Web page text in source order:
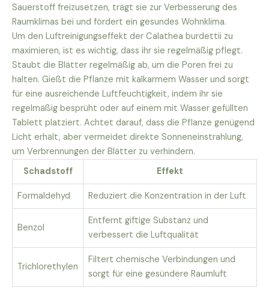
Sauerstoff freizusetzen, trägt sie zur Verbesserung des
Raumklimas bei und fördert ein gesundes Wohnklima.
Um den Luftreinigungseffekt der Calathea burdettii zu
maximieren, ist es wichtig, dass ihr sie regelmäßig pflegt.
Staubt die Blätter regelmäßig ab, um die Poren frei zu
halten. Gießt die Pflanze mit kalkarmem Wasser und sorgt
für eine ausreichende Luftfeuchtigkeit, indem ihr sie
regelmäßig besprüht oder auf einem mit Wasser gefüllten
Tablett platziert. Achtet darauf, dass die Pflanze genügend
Licht erhält, aber vermeidet direkte Sonneneinstrahlung,
um Verbrennungen der Blätter zu verhindern.
Schadstoff
Effekt
Formaldehyd Reduziert die Konzentration in der Luft
Benzol
Entfernt giftige Substanz und
verbessert die Luftqualität
Trichlorethylen
Filtert chemische Verbindungen und
sorgt für eine gesündere Raumluft